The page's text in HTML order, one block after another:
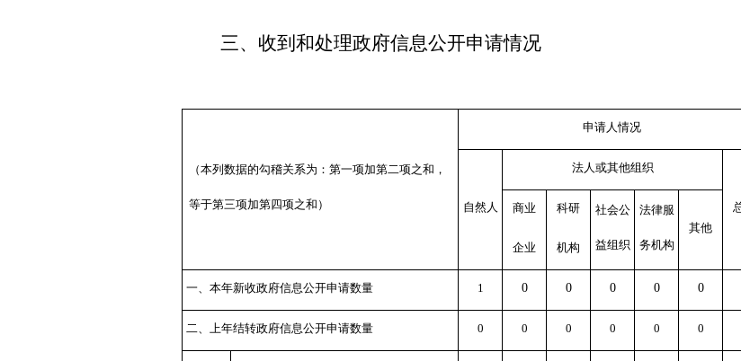
三、收到和处理政府信息公开申请情况
（本列数据的勾稽关系为：第一项加第二项之和，
等于第三项加第四项之和）
申请人情况
自然人
法人或其他组织
商业
企业
科研
机构
社会公
益组织
法律服
务机构
其他
一、本年新收政府信息公开申请数量 1 0 0 0 0 0
二、上年结转政府信息公开申请数量 0 0 0 0 0 0